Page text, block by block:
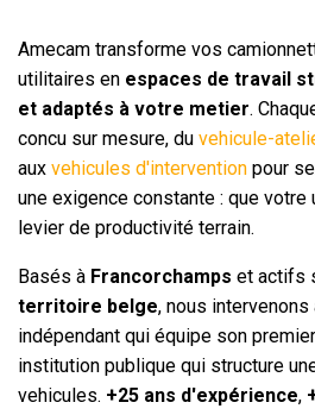
Amecam transforme vos
utilitaires en espaces de travail
et adaptés à votre metier.
concu sur mesure, du vehicule-
aux vehicules d'intervention pour
une exigence constante : que votre
levier de productivité terrain.
Basés à Francorchamps et actifs
territoire belge, nous
indépendant qui équipe son
institution publique qui structure
vehicules. +25 ans d'expérience,